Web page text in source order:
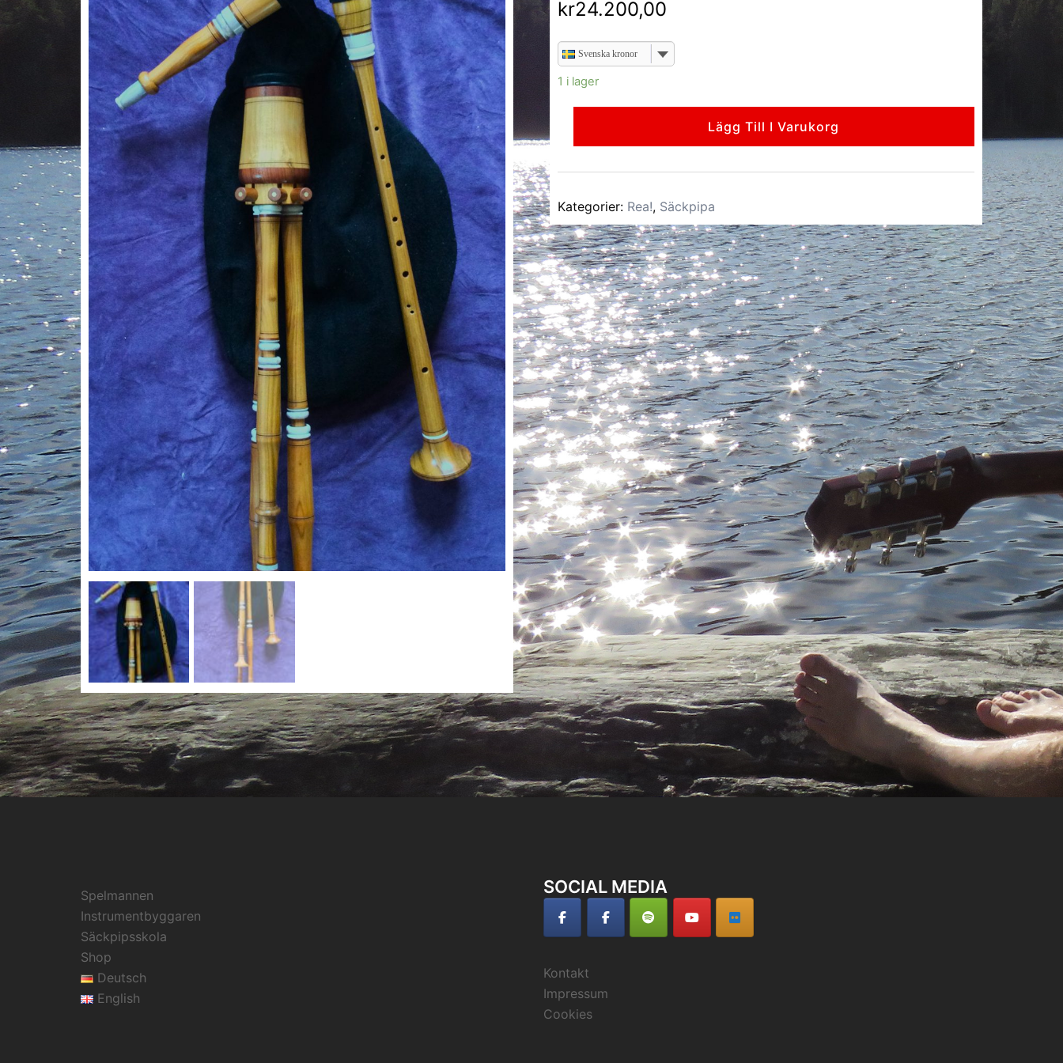
kr24.200,00
Svenska kronor
1 i lager
Lägg Till I Varukorg
Kategorier: Rea!, Säckpipa
Spelmannen
Instrumentbyggaren
Säckpipsskola
Shop
Deutsch
English
SOCIAL MEDIA
Kontakt
Impressum
Cookies